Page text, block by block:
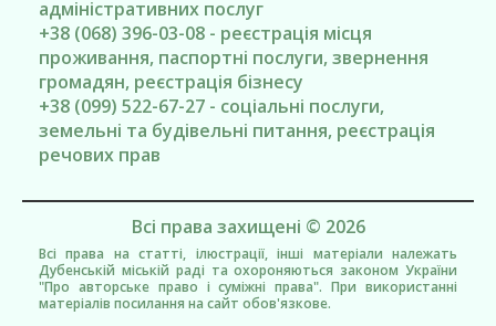
адміністративних послуг
+38 (068) 396-03-08 - реєстрація місця
проживання, паспортні послуги, звернення
громадян, реєстрація бізнесу
+38 (099) 522-67-27 - соціальні послуги,
земельні та будівельні питання, реєстрація
речових прав
Всі права захищені © 2026
Всі права на статті, ілюстрації, інші матеріали належать
Дубенській міській раді та охороняються законом України
"Про авторське право і суміжні права". При використанні
матеріалів посилання на сайт обов'язкове.